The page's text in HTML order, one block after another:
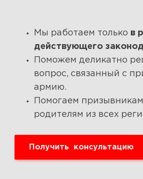
Мы работаем только в
действующего
Поможем деликатно
вопрос, связанный с
армию.
Помогаем
родителям из всех
Получить консультацию